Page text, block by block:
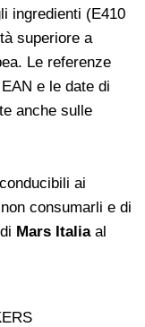
ingredienti (E410
superiore a
Le referenze
e le date di
anche sulle
ai
consumarli e di
di Mars Italia al